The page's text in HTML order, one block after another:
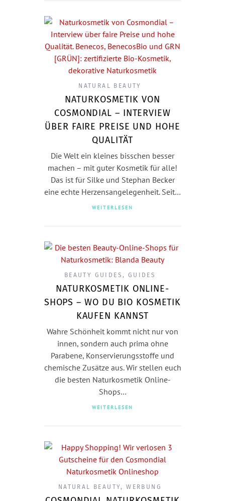
NATURAL BEAUTY
NATURKOSMETIK VON
COSMONDIAL – INTERVIEW
ÜBER FAIRE PREISE UND HOHE
QUALITÄT
Die Welt ein kleines bisschen besser
machen – mit guter Kosmetik für alle!
Das ist für Silke und Stephan Becker
eine echte Herzensangelegenheit. Seit…
WEITERLESEN
BEAUTY GUIDES , GUIDES
NATURKOSMETIK ONLINE-
SHOPS – WO DU BIO KOSMETIK
KAUFEN KANNST
Wahre Schönheit kommt nicht nur von
innen, sondern auch prima ohne
Parabene, Konservierungsstoffe und
chemische Zusätze aus. Wir stellen euch
die besten Naturkosmetik Online-
Shops…
WEITERLESEN
NATURAL BEAUTY,WERBUNG